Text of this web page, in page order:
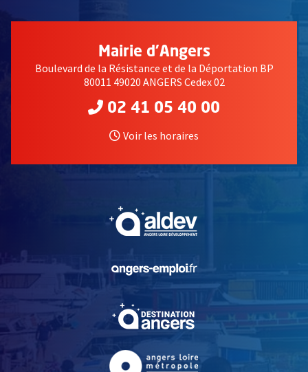
Mairie d'Angers
Boulevard de la Résistance et de la Déportation BP
80011 49020 ANGERS Cedex 02
02 41 05 40 00
Voir les horaires
, Ouvre une nouvelle
, Ouvre une nouvelle